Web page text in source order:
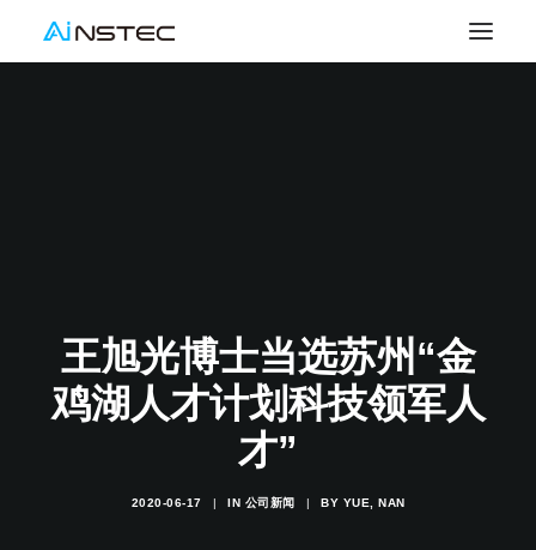
SEARCH
王旭光博士当选苏州“金
鸡湖人才计划科技领军人
才”
2020-06-17 | IN 公司新闻 | BY YUE, NAN